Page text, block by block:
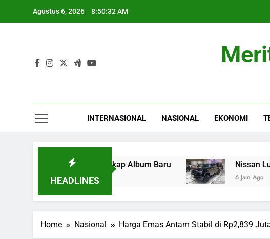
Agustus 6, 2026 8:50:33 AM
INTERNASIONAL NASIONAL EKONOMI
HEADLINES
AAP Rocky Ungkap Album Baru Nissan Luncurkan
6 Jam Ago
Home Nasional Harga Emas Antam Stabil di Rp2,839